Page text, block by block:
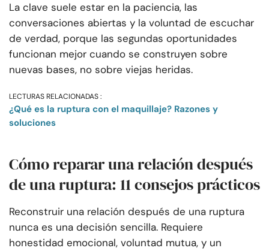
La clave suele estar en la paciencia, las
conversaciones abiertas y la voluntad de escuchar
de verdad, porque las segundas oportunidades
funcionan mejor cuando se construyen sobre
nuevas bases, no sobre viejas heridas.
LECTURAS RELACIONADAS :
¿Qué es la ruptura con el maquillaje? Razones y
soluciones
Cómo reparar una relación después
de una ruptura: 11 consejos prácticos
Reconstruir una relación después de una ruptura
nunca es una decisión sencilla. Requiere
honestidad emocional, voluntad mutua, y un